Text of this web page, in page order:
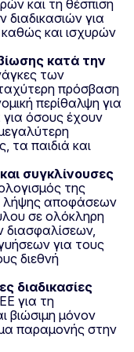
και τη θέσπιση
για
και ισχυρών
κατά την
των
πρόσβαση
περίθαλψη για
για όσους έχουν
τα παιδιά και
συγκλίνουσες
της
λήψης αποφάσεων
σε ολόκληρη
διασφαλίσεων,
για τους
διεθνή
διαδικασίες
για τη
βιώσιμη μόνον
παραμονής στην